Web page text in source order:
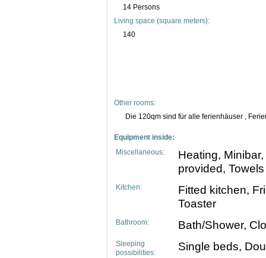
14 Persons
Living space (square meters):
140
Other rooms:
Die 120qm sind für alle ferienhäuser ,
Equipment inside:
Miscellaneous:
Heating,
provided,
Kitchen:
Fitted kitchen,
Toaster
Bathroom: Bath/Shower,
Sleeping
possibilities:
Single beds,